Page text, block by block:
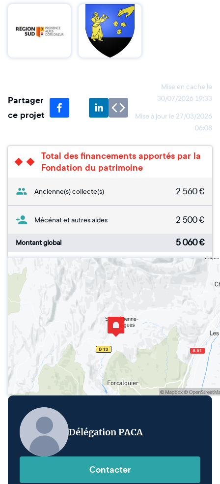
Partager
ce projet
Mise en cache le
30/07/2026 19:33
Mise à jour le 27/03/2026
06:08
Total des financements apportés par la
Fondation du patrimoine
Ancienne(s) collecte(s) 2 560€
Mécénat et autres aides 2 500€
Montant global 5 060€
Délégation PACA
Contacter